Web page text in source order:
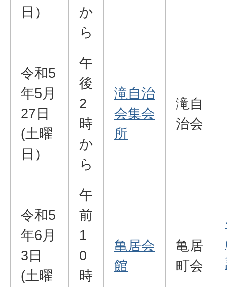
日）
か
ら
令和5
年5月
27日
(土曜
日）
午
後
2
時
か
ら
滝自治
会集会
所
滝自
治会
令和5
年6月
3日
(土曜
午
前
1
0
時
亀居会
館
亀居
町会